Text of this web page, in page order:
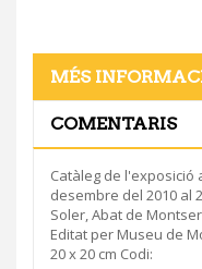
MÉS
COMENTARIS
Catàleg de l'exposició
desembre del 2010 al
Soler, Abat de
Editat per Museu de
20 x 20 cm Codi: